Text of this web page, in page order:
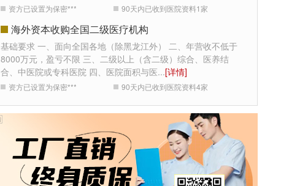
资方已设置为保密*** 90天内已收到医院资料1家
海外资本收购全国二级医疗机构
基础要求 一、面向全国各地（除黑龙江外） 二、年营收不低于
8000万元，盈亏不限 三、二级以上（含二级）综合、医养结
合、中医院或专科医院 四、医院面积与医...[详情]
资方已设置为保密*** 90天内已收到医院资料4家